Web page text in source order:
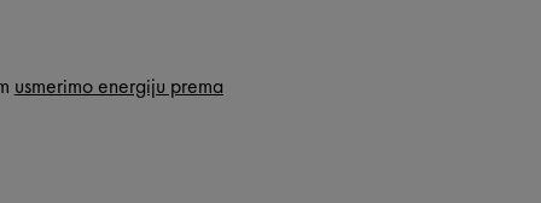
usmerimo energiju prema